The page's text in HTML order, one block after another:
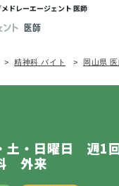
メドレーエージェント 医師
精神科 バイト 岡山県
土・日曜日 週
外来